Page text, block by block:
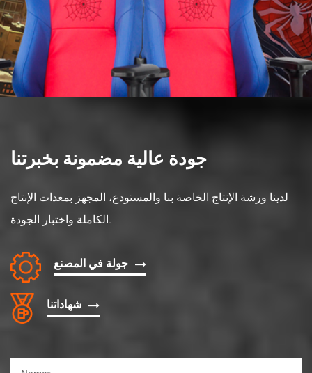
جودة عالية مضمونة بخبرتنا
لدينا ورشة الإنتاج الخاصة بنا والمستودع، المجهز بمعدات الإنتاج
الكاملة واختبار الجودة.
جولة في المصنع
شهاداتنا